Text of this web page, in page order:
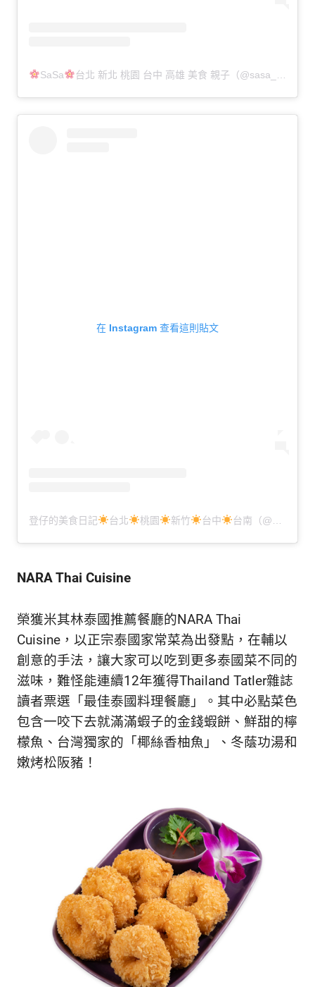
SaSa 台北 新北 桃園 台中 高雄 美食 親子（@sasa_finger_licking）分享的貼文
在 Instagram 查看這則貼文
登仔的美食日記 台北 桃園 新竹 台中 台南（@deng_foodie）分享的貼文
NARA Thai Cuisine
榮獲米其林泰國推薦餐廳的NARA Thai
Cuisine，以正宗泰國家常菜為出發點，在輔以
創意的手法，讓大家可以吃到更多泰國菜不同的
滋味，難怪能連續12年獲得Thailand Tatler雜誌
讀者票選「最佳泰國料理餐廳」。其中必點菜色
包含一咬下去就滿滿蝦子的金錢蝦餅、鮮甜的檸
檬魚、台灣獨家的「椰絲香柚魚」、冬蔭功湯和
嫩烤松阪豬！